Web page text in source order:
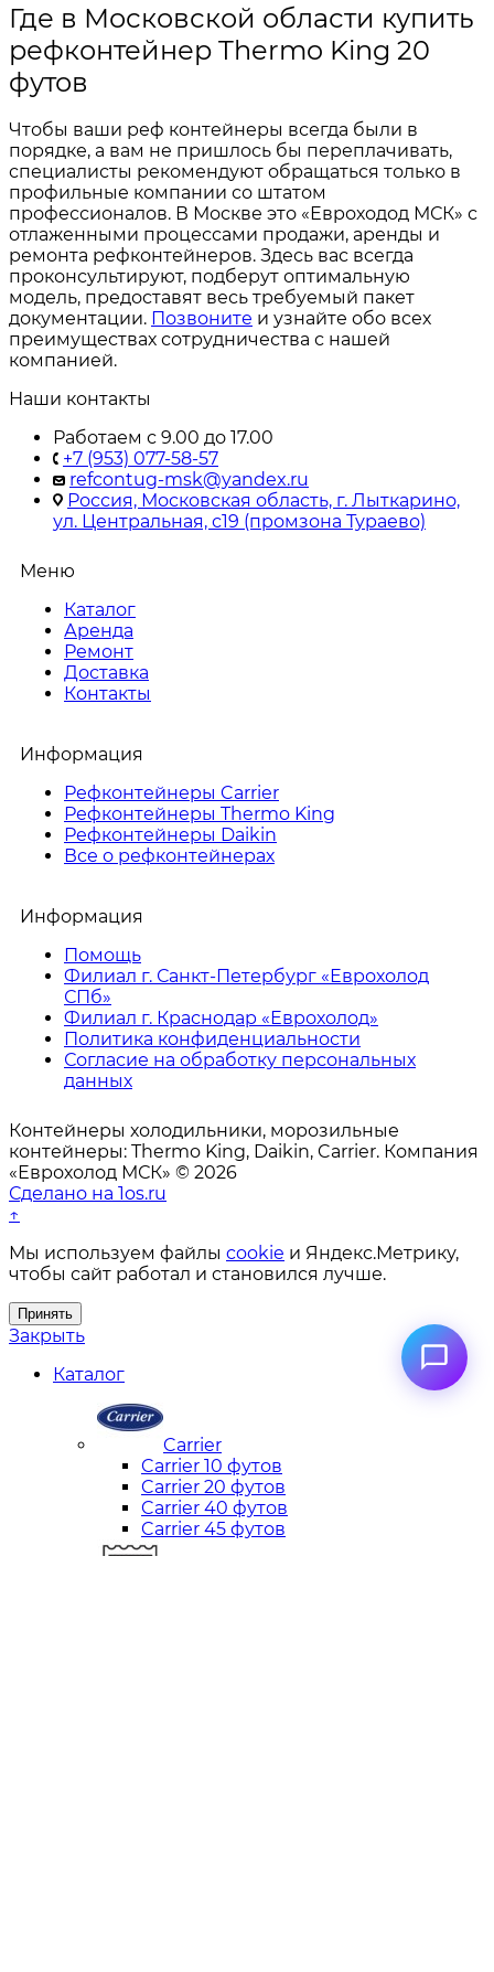
Где в Московской области купить
рефконтейнер Thermo King 20
футов
Чтобы ваши реф контейнеры всегда были в
порядке, а вам не пришлось бы переплачивать,
специалисты рекомендуют обращаться только в
профильные компании со штатом
профессионалов. В Москве это «Евроходод МСК» с
отлаженными процессами продажи, аренды и
ремонта рефконтейнеров. Здесь вас всегда
проконсультируют, подберут оптимальную
модель, предоставят весь требуемый пакет
документации. Позвоните и узнайте обо всех
преимуществах сотрудничества с нашей
компанией.
Наши контакты
Работаем с 9.00 до 17.00
+7 (953) 077-58-57
refcontug-msk@yandex.ru
Россия, Московская область, г. Лыткарино,
ул. Центральная, с19 (промзона Тураево)
Меню
Каталог
Аренда
Ремонт
Доставка
Контакты
Информация
Рефконтейнеры Carrier
Рефконтейнеры Thermo King
Рефконтейнеры Daikin
Все о рефконтейнерах
Информация
Помощь
Филиал г. Санкт-Петербург «Еврохолод
СПб»
Филиал г. Краснодар «Еврохолод»
Политика конфиденциальности
Согласие на обработку персональных
данных
Контейнеры холодильники, морозильные
контейнеры: Thermo King, Daikin, Carrier. Компания
«Еврохолод МСК» © 2026
Сделано на 1os.ru
↑
Мы используем файлы cookie и Яндекс.Метрику,
чтобы сайт работал и становился лучше.
Принять
Закрыть
Каталог
Carrier
Carrier 10 футов
Carrier 20 футов
Carrier 40 футов
Carrier 45 футов